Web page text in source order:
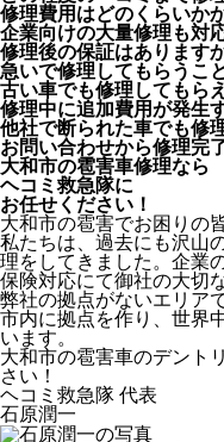
修理費用はどのくらいか
企業向けの大量修理も対
修理後の保証はあります
急いで修理してもらうこ
古い車でも修理してもら
修理中に追加費用が発生
他社で断られた車でも修
お問い合わせから修理完
大和市の雹害車修理なら
ヘコミ救急隊に
お任せください！
大和市の雹害でお困りの
私たちは、過去にも沢山
理をしてきました。企業
保険対応にて御社の大切
弊社の拠点がないエリア
市内に拠点を作り、世界
います。
大和市の雹害車のデント
さい！
ヘコミ救急隊 代表
石原潤一